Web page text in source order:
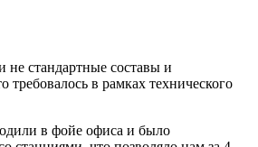
стандартные составы и
требовалось в рамках технического
в фойе офиса и было